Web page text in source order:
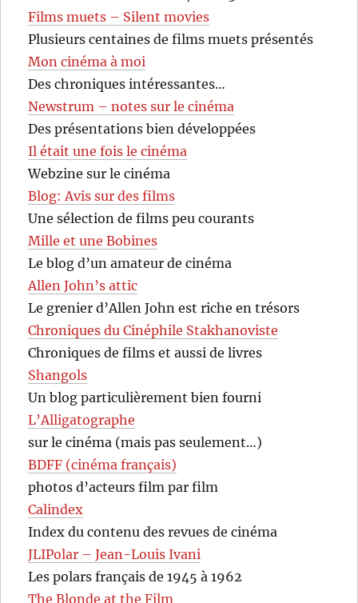
Films muets – Silent movies
Plusieurs centaines de films muets présentés
Mon cinéma à moi
Des chroniques intéressantes…
Newstrum – notes sur le cinéma
Des présentations bien développées
Il était une fois le cinéma
Webzine sur le cinéma
Blog: Avis sur des films
Une sélection de films peu courants
Mille et une Bobines
Le blog d’un amateur de cinéma
Allen John’s attic
Le grenier d’Allen John est riche en trésors
Chroniques du Cinéphile Stakhanoviste
Chroniques de films et aussi de livres
Shangols
Un blog particulièrement bien fourni
L’Alligatographe
sur le cinéma (mais pas seulement…)
BDFF (cinéma français)
photos d’acteurs film par film
Calindex
Index du contenu des revues de cinéma
JLIPolar – Jean-Louis Ivani
Les polars français de 1945 à 1962
The Blonde at the Film